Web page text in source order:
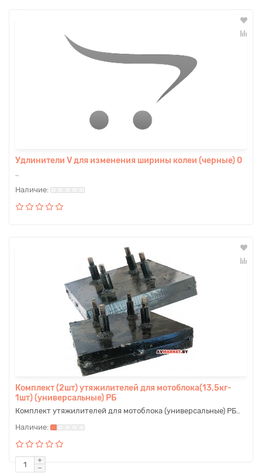
Удлинители V для изменения ширины колеи (черные) 0
..
Комплект (2шт) утяжилителей для мотоблока(13,5кг-
1шт) (универсальные) РБ
Комплект утяжилителей для мотоблока (универсальные) РБ..